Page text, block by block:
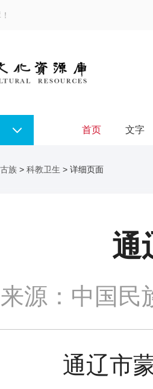
首页 文字
族 > 科教卫生 > 详细页面
通
来源：中国民
通辽市蒙